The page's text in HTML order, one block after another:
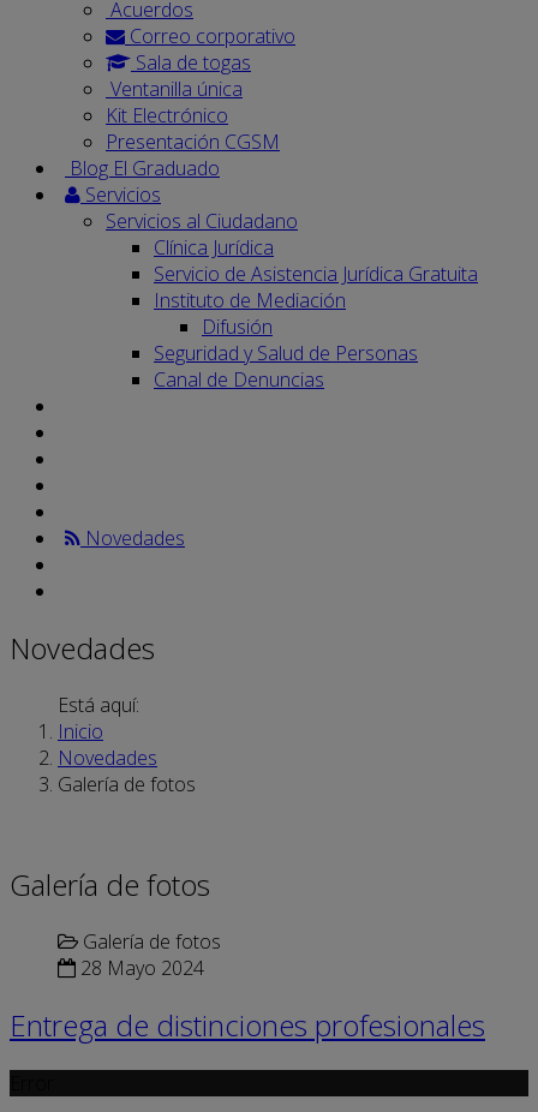
Acuerdos
Correo corporativo
Sala de togas
Ventanilla única
Kit Electrónico
Presentación CGSM
Blog El Graduado
Servicios
Servicios al Ciudadano
Clínica Jurídica
Servicio de Asistencia Jurídica Gratuita
Instituto de Mediación
Difusión
Seguridad y Salud de Personas
Canal de Denuncias
Novedades
Novedades
Está aquí:
Inicio
Novedades
Galería de fotos
Galería de fotos
Galería de fotos
28 Mayo 2024
Entrega de distinciones profesionales